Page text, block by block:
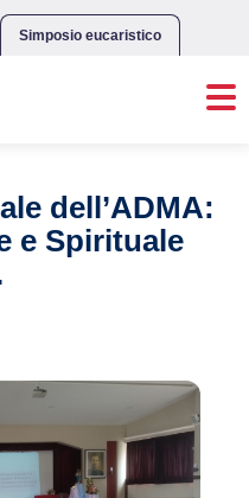
Simposio eucaristico
dell’ADMA:
e Spirituale